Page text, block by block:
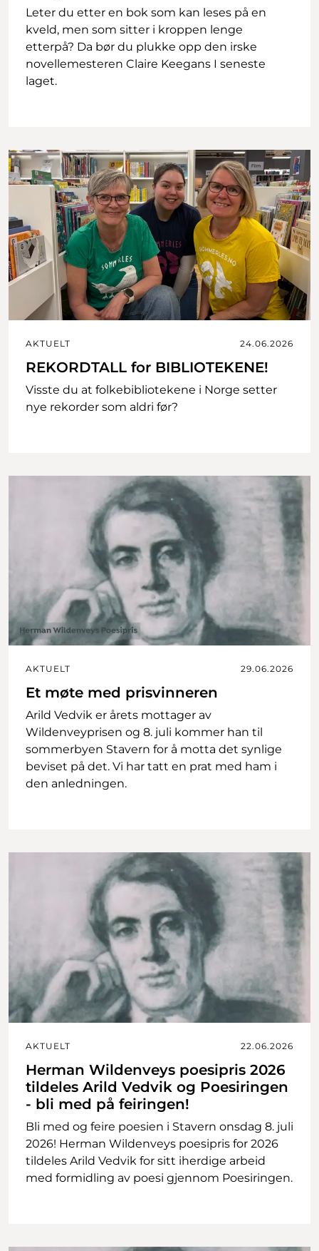
Leter du etter en bok som kan leses på en
kveld, men som sitter i kroppen lenge
etterpå? Da bør du plukke opp den irske
novellemesteren Claire Keegans I seneste
laget.
AKTUELT 24.06.2026
REKORDTALL for BIBLIOTEKENE!
Visste du at folkebibliotekene i Norge setter
nye rekorder som aldri før?
AKTUELT 29.06.2026
Et møte med prisvinneren
Arild Vedvik er årets mottager av
Wildenveyprisen og 8. juli kommer han til
sommerbyen Stavern for å motta det synlige
beviset på det. Vi har tatt en prat med ham i
den anledningen.
AKTUELT 22.06.2026
Herman Wildenveys poesipris 2026
tildeles Arild Vedvik og Poesiringen
- bli med på feiringen!
Bli med og feire poesien i Stavern onsdag 8. juli
2026! Herman Wildenveys poesipris for 2026
tildeles Arild Vedvik for sitt iherdige arbeid
med formidling av poesi gjennom Poesiringen.